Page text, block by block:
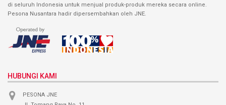
di seluruh Indonesia untuk menjual produk-produk mereka secara online.
Pesona Nusantara hadir dipersembahkan oleh JNE.
HUBUNGI KAMI
PESONA JNE